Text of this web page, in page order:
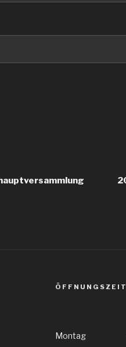
Montag